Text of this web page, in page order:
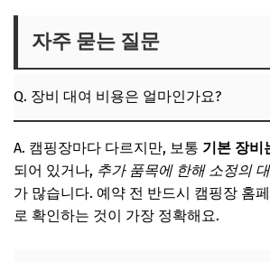
자주 묻는 질문
Q. 장비 대여 비용은 얼마인가요?
A. 캠핑장마다 다르지만, 보통 기본 장비
되어 있거나, 추가 품목에 한해 소정의
가 많습니다. 예약 전 반드시 캠핑장 홈
로 확인하는 것이 가장 정확해요.